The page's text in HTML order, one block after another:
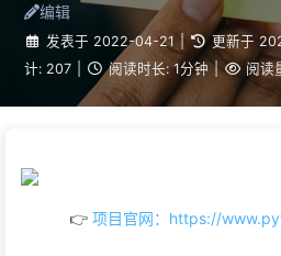
编辑
发表于 2022-04-21 更新于
计: 207 阅读时长: 1分钟 | 阅读
👉 项目官网：https://